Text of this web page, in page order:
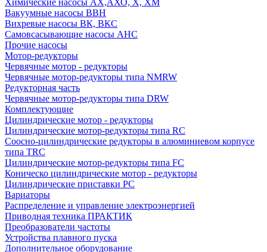
Химические насосы АХ,АХО, Х, ХМ
Вакуумные насосы ВВН
Вихревые насосы ВК, ВКС
Самовсасывающие насосы АНС
Прочие насосы
Мотор-редукторы
Червячные мотор - редукторы
Червячные мотор-редукторы типа NMRW
Редукторная часть
Червячные мотор-редукторы типа DRW
Комплектующие
Цилиндрические мотор - редукторы
Цилиндрические мотор-редукторы типа RC
Соосно-цилиндрические редукторы в алюминиевом корпусе
типа TRC
Цилиндрические мотор-редукторы типа FC
Коническо цилиндрические мотор - редукторы
Цилиндрические приставки PC
Вариаторы
Распределение и управление электроэнергией
Приводная техника ПРАКТИК
Преобразователи частоты
Устройства плавного пуска
Дополнительное оборудование